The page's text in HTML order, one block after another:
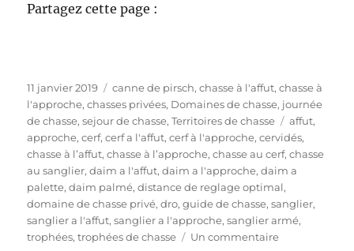
Partagez cette page :
P
u
b
l
i
é
l
e
11 janvier 2019
C
a
t
é
g
o
r
i
e
s
canne de pirsch,chasse à l'affut,chasse à
l'approche,chasses privées, Domaines de chasse, journée
de chasse,sejour de chasse,Territoires de chasse
É
t
i
q
e
t
affut,
approche,cerf,cerf a l'affut,cerf à l'approche,cervidés,
chasse à l’affut,chasse à l’approche,chasse au cerf,chasse
au sanglier,daim a l'affut,daim a l'approche,daim a
palette,daim palmé,distance de reglage optimal,
domaine de chasse privé,dro,guide de chasse,sanglier,
sanglier a l'affut,sanglier a l'approche,sanglier armé,
trophées,trophées de chasse Un commentaires